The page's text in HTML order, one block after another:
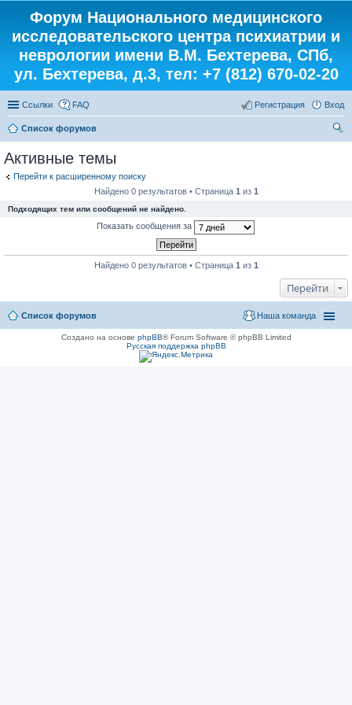
Форум Национального медицинского
исследовательского центра психиатрии и
неврологии имени В.М. Бехтерева, СПб,
ул. Бехтерева, д.3, тел: +7 (812) 670-02-20
Ссылки FAQ Вход
Регистрация
Список форумов
Активные темы
Перейти к расширенному поиску
Найдено 0 результатов • Страница 1 из 1
Подходящих тем или сообщений не найдено.
Показать сообщения за
Найдено 0 результатов • Страница 1 из 1
Перейти
Список форумов Наша команда
Создано на основе phpBB® Forum Software © phpBB Limited
Русская поддержка phpBB